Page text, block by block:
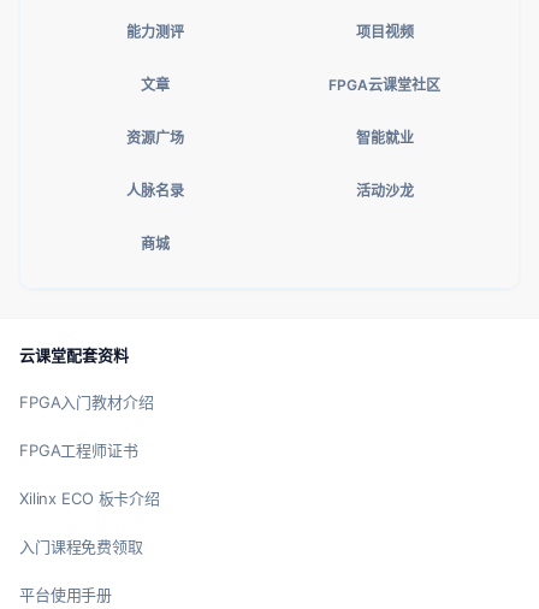
能力测评 项目视频
文章 FPGA云课堂社区
资源广场 智能就业
人脉名录 活动沙龙
商城
云课堂配套资料
FPGA入门教材介绍
FPGA工程师证书
Xilinx ECO 板卡介绍
入门课程免费领取
平台使用手册